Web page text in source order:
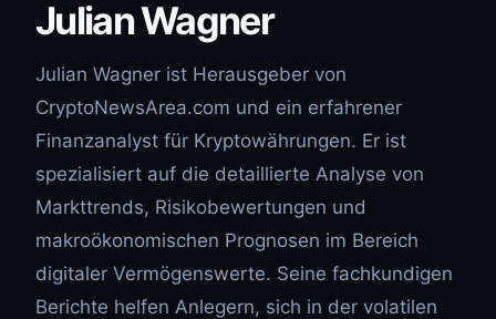
Julian Wagner
Julian Wagner ist Herausgeber von
CryptoNewsArea.com und ein erfahrener
Finanzanalyst für Kryptowährungen. Er ist
spezialisiert auf die detaillierte Analyse von
Markttrends, Risikobewertungen und
makroökonomischen Prognosen im Bereich
digitaler Vermögenswerte. Seine fachkundigen
Berichte helfen Anlegern, sich in der volatilen